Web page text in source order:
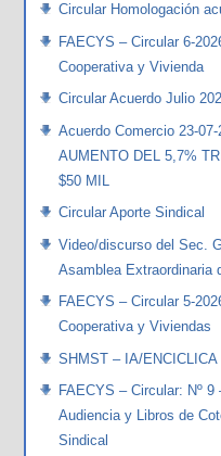
Circular Homologación
FAECYS – Circular 6-
Cooperativa y Vivienda
Circular Acuerdo Julio
Acuerdo Comercio 23-
AUMENTO DEL 5,7%
$50 MIL
Circular Aporte Sindical
Video/discurso del Sec.
Asamblea Extraordinaria
FAECYS – Circular 5-
Cooperativa y Viviendas
SHMST – IA/
FAECYS – Circular: Nº
Audiencia y Libros de
Sindical